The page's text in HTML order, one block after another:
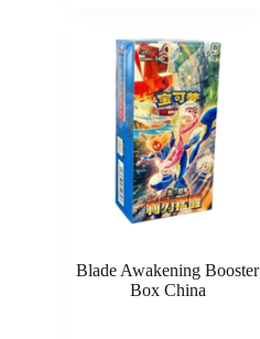
Blade Awakening Booster
Box China